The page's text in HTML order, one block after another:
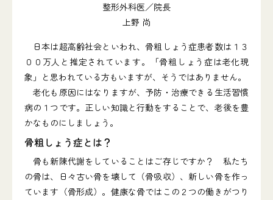
整形外科医／院長
上野 尚
日本は超高齢社会といわれ、骨粗しょう症患者数は１３
００万人と推定されています。「骨粗しょう症は老化現
象」と思われている方もいますが、そうではありません。
老化も原因にはなりますが、予防・治療できる生活習慣
病の１つです。正しい知識と行動をすることで、老後を豊
かなものにしましょう。
骨粗しょう症とは？
骨も新陳代謝をしていることはご存じですか？ 私たち
の骨は、日々古い骨を壊して（骨吸収）、新しい骨を作っ
ています（骨形成）。健康な骨ではこの２つの働きがつり